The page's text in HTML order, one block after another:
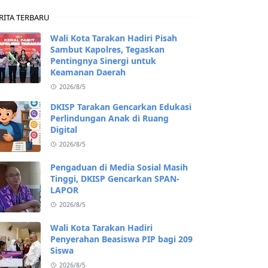
TERBARU
Wali Kota Tarakan Hadiri Pisah
Sambut Kapolres, Tegaskan
Pentingnya Sinergi untuk
Keamanan Daerah
2026/8/5
DKISP Tarakan Gencarkan Edukasi
Perlindungan Anak di Ruang
Digital
2026/8/5
Pengaduan di Media Sosial Masih
Tinggi, DKISP Gencarkan SPAN-
LAPOR
2026/8/5
Wali Kota Tarakan Hadiri
Penyerahan Beasiswa PIP bagi 209
Siswa
2026/8/5